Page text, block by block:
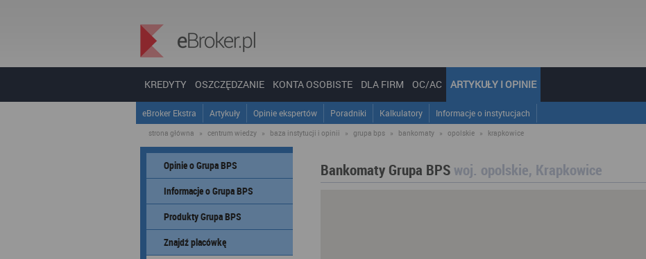
KREDYTY OSZCZĘDZANIE KONTA OSOBISTE DLA FIRM OC/AC ARTYKUŁY I OPINIE
eBroker Ekstra Artykuły Opinie ekspertów Poradniki Kalkulatory Informacje o instytucjach
strona główna » centrum wiedzy » baza instytucji i opinii » grupa bps » bankomaty » opolskie » krapkowice
Opinie o Grupa BPS
Informacje o Grupa BPS
Produkty Grupa BPS
Znajdź placówkę
Bankomaty Grupa BPS woj. opolskie, Krapkowice